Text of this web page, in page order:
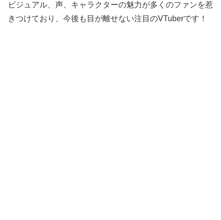
ビジュアル、声、キャラクターの魅力が多くのファンを惹
きつけており、今後も目が離せない注目のVTuberです！